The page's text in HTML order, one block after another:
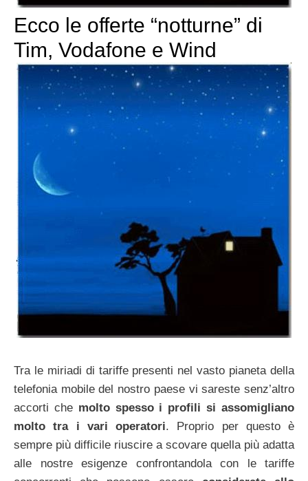
Ecco le offerte “notturne” di
Tim, Vodafone e Wind
Tra le miriadi di tariffe presenti nel vasto pianeta della
telefonia mobile del nostro paese vi sareste senz’altro
accorti che molto spesso i profili si assomigliano
molto tra i vari operatori. Proprio per questo è
sempre più difficile riuscire a scovare quella più adatta
alle nostre esigenze confrontandola con le tariffe